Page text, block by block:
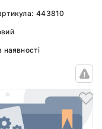
443810
наявності